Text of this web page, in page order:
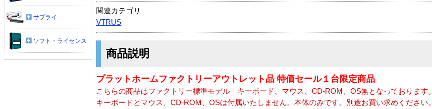
関連カテゴリ
VTRUS
商品説明
プラットホームファクトリーアウトレット品 特価セール１台限定商品
こちらの商品はファクトリー標準モデル キーボード、マウス、CD-ROM、OS無となっております。
キーボードとマウス、CD-ROM、OSは付属いたしません。本体のみです。別途お買い求めください。
サプライ
ソフト・ライセンス